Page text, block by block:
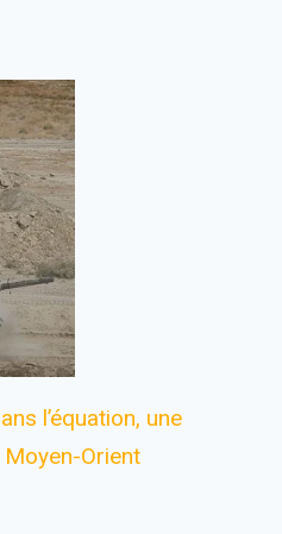
l’équation, une
Orient